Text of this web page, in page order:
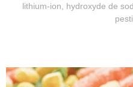
lithium-ion, hydroxyde de